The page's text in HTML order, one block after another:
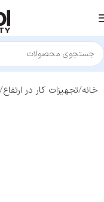
خانه تجهیزات کار در ارتفاع